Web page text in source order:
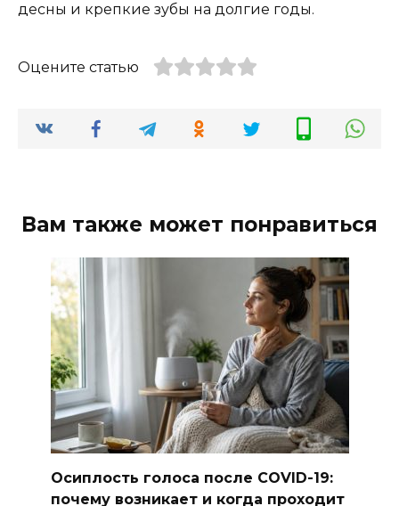
десны и крепкие зубы на долгие годы.
Оцените статью
Вам также может понравиться
Осиплость голоса после COVID-19:
почему возникает и когда проходит